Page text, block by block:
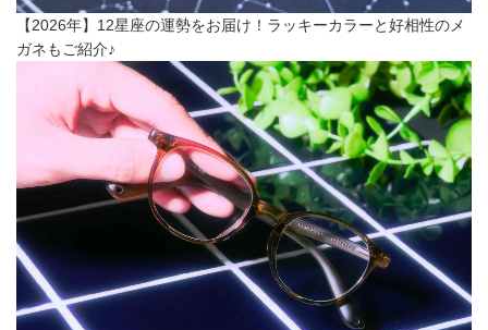
【2026年】12星座の運勢をお届け！ラッキーカラーと好相性のメ
ガネもご紹介♪